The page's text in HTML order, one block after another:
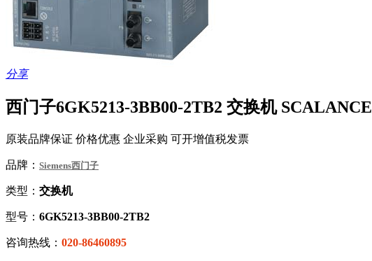
分享
西门子6GK5213-3BB00-2TB2 交换机
原装品牌保证 价格优惠 企业采购 可开增值税发票
品牌： Siemens西门子
类型： 交换机
型号： 6GK5213-3BB00-2TB2
咨询热线： 020-86460895